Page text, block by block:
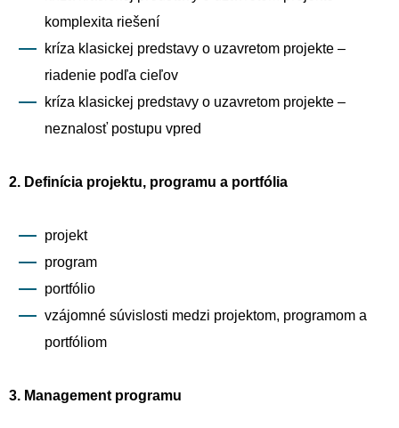
komplexita riešení
kríza klasickej predstavy o uzavretom projekte –
riadenie podľa cieľov
kríza klasickej predstavy o uzavretom projekte –
neznalosť postupu vpred
2. Definícia projektu, programu a portfólia
projekt
program
portfólio
vzájomné súvislosti medzi projektom, programom a
portfóliom
3. Management programu